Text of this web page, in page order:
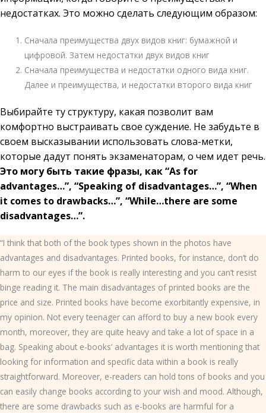
недостатках. Это можно сделать следующим образом:
Сначала преимущества двух видов книг: бумажной и
цифровой. Затем недостатки двух видов книг
Сначала преимущества и недостатки одного вида книг.
Далее и преимущества, и недостатки второго вида книг
Выбирайте ту структуру, какая позволит вам
комфортно выстраивать свое суждение. Не забудьте в
своем высказывании использовать слова-метки,
которые дадут понять экзаменаторам, о чем идет речь.
Это могу быть такие фразы, как “As for
advantages…”, “Speaking of disadvantages…”, “When
it comes to drawbacks…”, “While…there are some
disadvantages…”.
“I think that both of the book types shown in the photos have
advantages and disadvantages. Printed books, for instance, don’t do
harm to our eyes if the book is really interesting and you can’t resist
binge reading it. The main disadvantages of printed books are the
price and size. Printed books have become exorbitantly expensive, in
my opinion. Not every teenager can afford to buy a new book every
month, moreover, they are quite heavy and take a lot of space in a
bag. Speaking about e-books’ advantages it is worth mentioning that
looking for information and specific data within a book is really
straightforward. Moreover, e-readers can hold tons of books and you
can easily change books according to your wish and mood. Although,
there are some drawbacks such as e-books are harmful for a